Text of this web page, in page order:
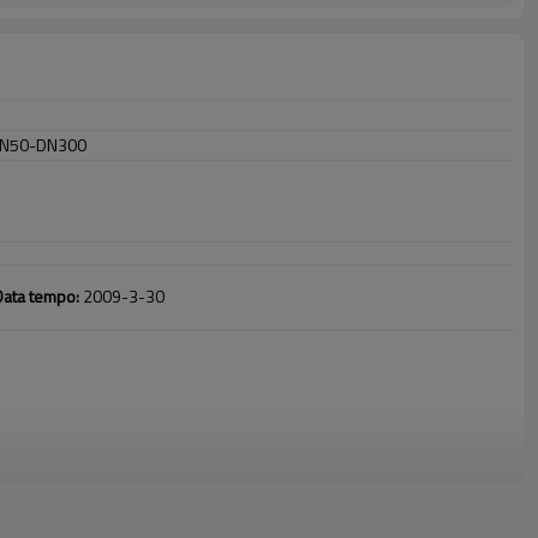
DN300
tempo:2009-3-30